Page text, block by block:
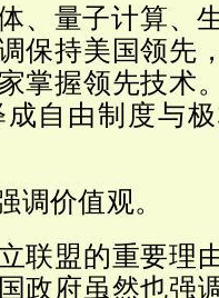
、量子计算、
保持美国领先
掌握领先技术
自由制度与
调价值观。
联盟的重要理
政府虽然也强